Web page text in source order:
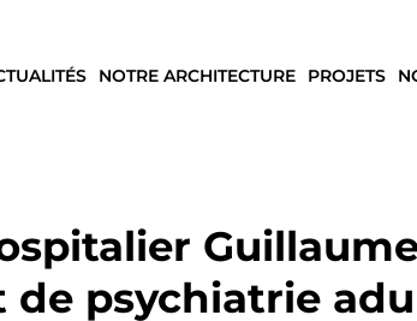
NOTRE ARCHITECTURE PROJETS
psychiatrie